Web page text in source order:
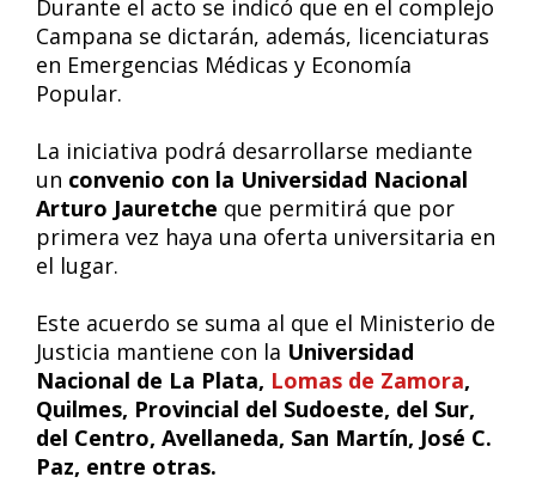
Durante el acto se indicó que en el complejo
Campana se dictarán, además, licenciaturas
en Emergencias Médicas y Economía
Popular.
La iniciativa podrá desarrollarse mediante
un convenio con la Universidad Nacional
Arturo Jauretche que permitirá que por
primera vez haya una oferta universitaria en
el lugar.
Este acuerdo se suma al que el Ministerio de
Justicia mantiene con la Universidad
Nacional de La Plata, Lomas de Zamora,
Quilmes, Provincial del Sudoeste, del Sur,
del Centro, Avellaneda, San Martín, José C.
Paz, entre otras.